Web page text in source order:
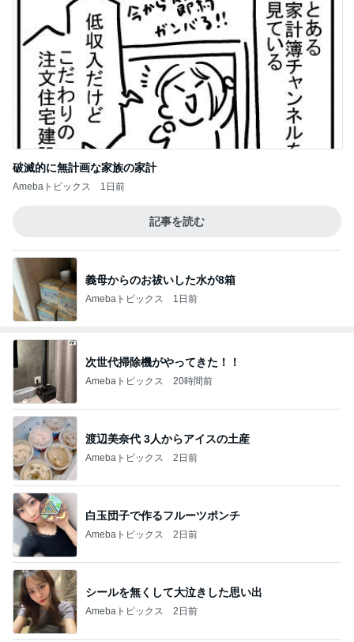
破滅的に無計画な家族の家計
Amebaトピックス 1日前
記事を読む
義母からのお祓いした水が8箱
Amebaトピックス 1日前
次世代掃除機がやってきた！！
Amebaトピックス 20時間前
渡辺美奈代 3人からアイスの土産
Amebaトピックス 2日前
白玉団子で作るフルーツポンチ
Amebaトピックス 2日前
シールを無くして大泣きした思い出
Amebaトピックス 2日前